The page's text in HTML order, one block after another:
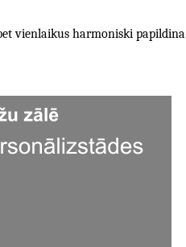
vienlaikus harmoniski papildina